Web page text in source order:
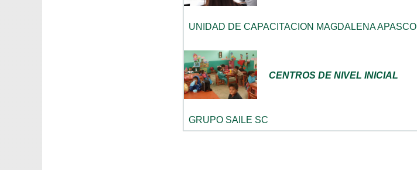
UNIDAD DE CAPACITACION MAGDALENA APASCO
CENTROS DE NIVEL INICIAL
GRUPO SAILE SC